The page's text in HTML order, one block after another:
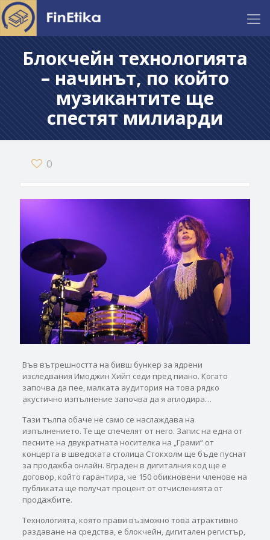
Блокчейн технологията
– начинът, по който
музикантите ще
спестят милиарди
0
Във вътрешността на бивш бункер за ядрени
изследвания Имоджин Хийп седи пред пиано. Когато
започва да пее, малката аудитория на това рядко
акустично изпълнение започва да я аплодира…
Тази тълпа обаче не само се наслаждава на
изпълнението. Те ще спечелят от него. Запис на една от
песните на двукратната носителка на „Грами“ от
концерта в шведската столица Стокхолм ще бъде пуснат
за продажба онлайн. Вграден в дигиталния код ще е
договор, който гарантира, че 150 обикновени членове на
публиката ще получат процент от отчисленията от
продажбите.
Технологията, която прави възможно това атрактивно
раздаване на средства, е блокчейн, дигитален регистър,